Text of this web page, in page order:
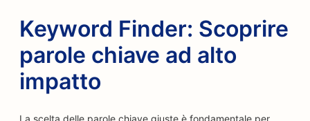
Keyword Finder: Scoprire
parole chiave ad alto
impatto
La scelta delle parole chiave giuste è fondamentale per